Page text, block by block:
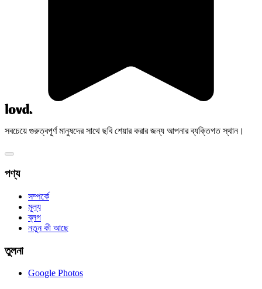
সবচেয়ে গুরুত্বপূর্ণ মানুষদের সাথে ছবি শেয়ার করার জন্য আপনার ব্যক্তিগত স্থান।
পণ্য
সম্পর্কে
মূল্য
ব্লগ
নতুন কী আছে
তুলনা
Google Photos